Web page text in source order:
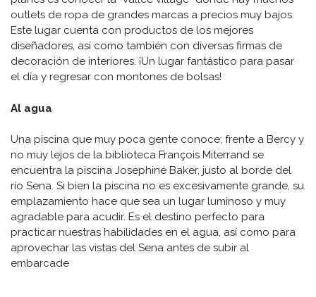
outlets de ropa de grandes marcas a precios muy bajos.
Este lugar cuenta con productos de los mejores
diseñadores, así como también con diversas firmas de
decoración de interiores. ¡Un lugar fantástico para pasar
el día y regresar con montones de bolsas!
Al agua
Una piscina que muy poca gente conoce; frente a Bercy y
no muy lejos de la biblioteca François Miterrand se
encuentra la piscina Josephine Baker, justo al borde del
río Sena. Si bien la piscina no es excesivamente grande, su
emplazamiento hace que sea un lugar luminoso y muy
agradable para acudir. Es el destino perfecto para
practicar nuestras habilidades en el agua, así como para
aprovechar las vistas del Sena antes de subir al
embarcade